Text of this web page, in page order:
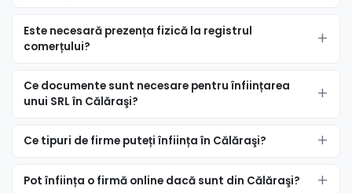
Este necesară prezența fizică la registrul
comerțului?
Ce documente sunt necesare pentru înființarea
unui SRL în Călăraşi?
Ce tipuri de firme puteți înființa în Călăraşi?
Pot înființa o firmă online dacă sunt din Călăraşi?